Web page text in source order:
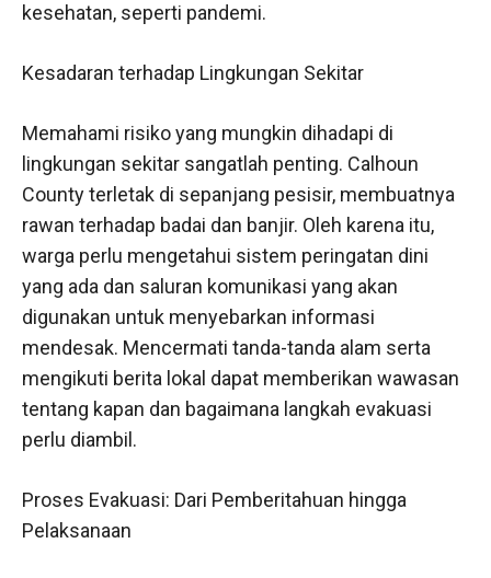
kesehatan, seperti pandemi.
Kesadaran terhadap Lingkungan Sekitar
Memahami risiko yang mungkin dihadapi di
lingkungan sekitar sangatlah penting. Calhoun
County terletak di sepanjang pesisir, membuatnya
rawan terhadap badai dan banjir. Oleh karena itu,
warga perlu mengetahui sistem peringatan dini
yang ada dan saluran komunikasi yang akan
digunakan untuk menyebarkan informasi
mendesak. Mencermati tanda-tanda alam serta
mengikuti berita lokal dapat memberikan wawasan
tentang kapan dan bagaimana langkah evakuasi
perlu diambil.
Proses Evakuasi: Dari Pemberitahuan hingga
Pelaksanaan